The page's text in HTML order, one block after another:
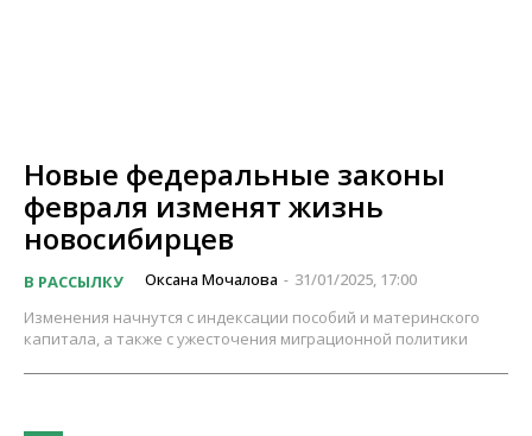
Новые федеральные законы
февраля изменят жизнь
новосибирцев
В РАССЫЛКУ Оксана Мочалова - 31/01/2025, 17:00
Изменения начнутся с индексации пособий и материнского
капитала, а также с ужесточения миграционной политики